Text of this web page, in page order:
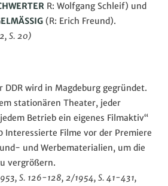
R: Wolfgang Schleif) und
(R: Erich Freund).
S. 20)
DDR wird in Magdeburg gegründet.
stationären Theater, jeder
Betrieb ein eigenes Filmaktiv“
Interessierte Filme vor der Premiere
und Werbematerialien, um die
vergrößern.
S. 126-128, 2/1954, S. 41-431,